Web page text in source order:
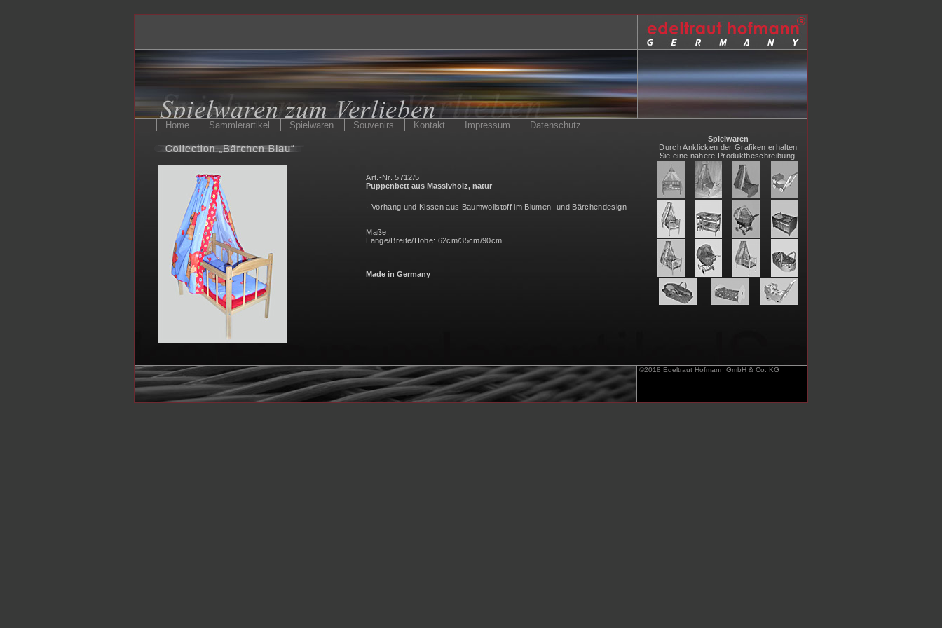
Home Sammlerartikel Spielwaren Souvenirs Kontakt Impressum Datenschutz
Art.-Nr. 5712/5
Puppenbett aus Massivholz, natur
· Vorhang und Kissen aus Baumwollstoff im Blumen -und Bärchendesign
Maße:
Länge/Breite/Höhe: 62cm/35cm/90cm
Made in Germany
Spielwaren
Durch Anklicken der Grafiken erhalten
Sie eine nähere Produktbeschreibung.
©2018 Edeltraut Hofmann GmbH & Co. KG